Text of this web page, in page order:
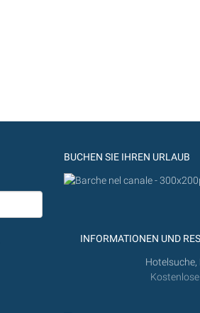
BUCHEN SIE IHREN URLAUB
INFORMATIONEN UND
Hotelsuche,